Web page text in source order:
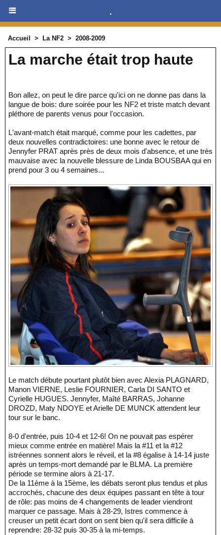
.
Accueil > La NF2 > 2008-2009
La marche était trop haute
Bon allez, on peut le dire parce qu'ici on ne donne pas dans la
langue de bois: dure soirée pour les NF2 et triste match devant
pléthore de parents venus pour l'occasion.
L'avant-match était marqué, comme pour les cadettes, par
deux nouvelles contradictoires: une bonne avec le retour de
Jennyfer PRAT après près de deux mois d'absence, et une très
mauvaise avec la nouvelle blessure de Linda BOUSBAA qui en
prend pour 3 ou 4 semaines...
Le match débute pourtant plutôt bien avec Alexia PLAGNARD,
Manon VIERNE, Leslie FOURNIER, Carla DI SANTO et
Cyrielle HUGUES. Jennyfer, Maîté BARRAS, Johanne
DROZD, Maty NDOYE et Arielle DE MUNCK attendent leur
tour sur le banc.
8-0 d'entrée, puis 10-4 et 12-6! On ne pouvait pas espérer
mieux comme entrée en matière! Mais la #11 et la #12
istréennes sonnent alors le réveil, et la #8 égalise à 14-14 juste
après un temps-mort demandé par le BLMA. La première
période se termine alors à 21-17.
De la 11ème à la 15ème, les débats seront plus tendus et plus
accrochés, chacune des deux équipes passant en tête à tour
de rôle: pas moins de 4 changements de leader viendront
marquer ce passage. Mais à 28-29, Istres commence à
creuser un petit écart dont on sent bien qu'il sera difficile à
reprendre: 28-32 puis 30-35 à la mi-temps.